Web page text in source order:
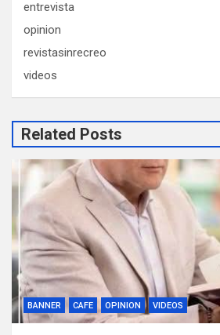
entrevista
opinion
revistasinrecreo
videos
Related Posts
BANNER CAFE OPINION VIDEOS